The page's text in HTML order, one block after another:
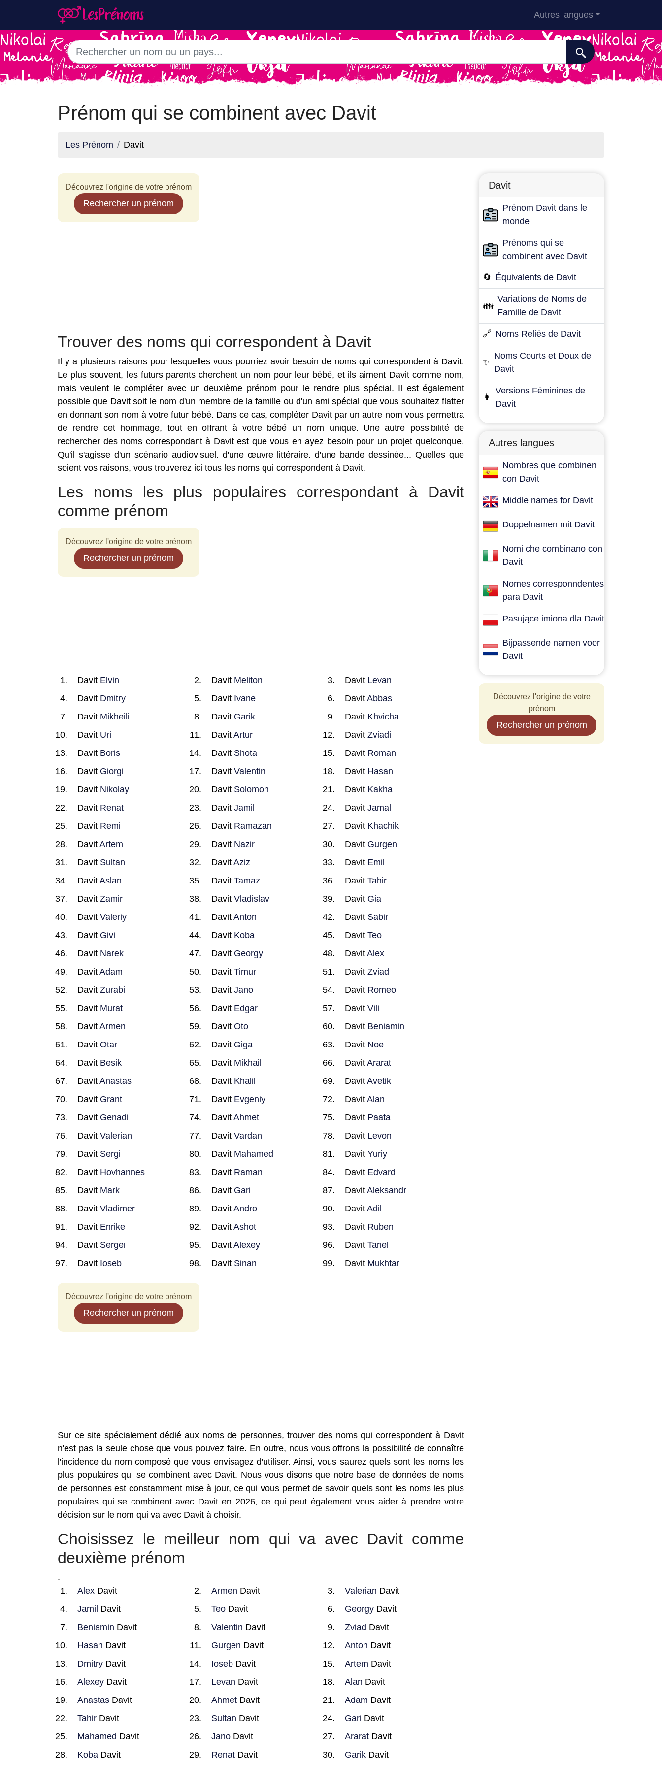
Autres langues
Prénom qui se combinent avec Davit
Les Prénom Davit
Découvrez l'origine de votre prénom
Rechercher un prénom
Trouver des noms qui correspondent à Davit
Il y a plusieurs raisons pour lesquelles vous pourriez avoir besoin de noms qui correspondent à Davit.
Le plus souvent, les futurs parents cherchent un nom pour leur bébé, et ils aiment Davit comme nom,
mais veulent le compléter avec un deuxième prénom pour le rendre plus spécial. Il est également
possible que Davit soit le nom d'un membre de la famille ou d'un ami spécial que vous souhaitez flatter
en donnant son nom à votre futur bébé. Dans ce cas, compléter Davit par un autre nom vous permettra
de rendre cet hommage, tout en offrant à votre bébé un nom unique. Une autre possibilité de
rechercher des noms correspondant à Davit est que vous en ayez besoin pour un projet quelconque.
Qu'il s'agisse d'un scénario audiovisuel, d'une œuvre littéraire, d'une bande dessinée... Quelles que
soient vos raisons, vous trouverez ici tous les noms qui correspondent à Davit.
Les noms les plus populaires correspondant à Davit
comme prénom
Découvrez l'origine de votre prénom
Rechercher un prénom
Davit Elvin Davit Meliton Davit Levan
Davit Dmitry Davit Ivane DavitAbbas
Davit Mikheili Davit Garik Davit Khvicha
Davit Uri Davit Artur DavitZviadi
Davit Boris Davit Shota Davit Roman
Davit Giorgi Davit Valentin Davit Hasan
Davit Nikolay Davit Solomon Davit Kakha
Davit Renat Davit Jamil DavitJamal
Davit Remi Davit Ramazan Davit Khachik
Davit Artem Davit Nazir Davit Gurgen
Davit Sultan Davit Aziz Davit Emil
Davit Aslan Davit Tamaz DavitTahir
Davit Zamir Davit Vladislav Davit Gia
Davit Valeriy Davit Anton Davit Sabir
Davit Givi Davit Koba DavitTeo
Davit Narek Davit Georgy DavitAlex
Davit Adam Davit Timur DavitZviad
Davit Zurabi Davit Jano Davit Romeo
Davit Murat Davit Edgar DavitVili
Davit Armen Davit Oto Davit Beniamin
Davit Otar Davit Giga Davit Noe
Davit Besik Davit Mikhail DavitArarat
Davit Anastas Davit Khalil DavitAvetik
Davit Grant Davit Evgeniy DavitAlan
Davit Genadi Davit Ahmet Davit Paata
Davit Valerian Davit Vardan Davit Levon
Davit Sergi Davit Mahamed DavitYuriy
Davit Hovhannes Davit Raman Davit Edvard
Davit Mark Davit Gari DavitAleksandr
Davit Vladimer Davit Andro DavitAdil
Davit Enrike Davit Ashot Davit Ruben
Davit Sergei Davit Alexey DavitTariel
Davit Ioseb Davit Sinan Davit Mukhtar
Découvrez l'origine de votre prénom
Rechercher un prénom
Sur ce site spécialement dédié aux noms de personnes, trouver des noms qui correspondent à Davit
n'est pas la seule chose que vous pouvez faire. En outre, nous vous offrons la possibilité de connaître
l'incidence du nom composé que vous envisagez d'utiliser. Ainsi, vous saurez quels sont les noms les
plus populaires qui se combinent avec Davit. Nous vous disons que notre base de données de noms
de personnes est constamment mise à jour, ce qui vous permet de savoir quels sont les noms les plus
populaires qui se combinent avec Davit en 2026, ce qui peut également vous aider à prendre votre
décision sur le nom qui va avec Davit à choisir.
Choisissez le meilleur nom qui va avec Davit comme
deuxième prénom
.
Alex Davit Armen Davit Valerian Davit
Jamil Davit TeoDavit Georgy Davit
Beniamin Davit Valentin Davit Zviad Davit
Hasan Davit Gurgen Davit Anton Davit
Dmitry Davit IosebDavit Artem Davit
Alexey Davit Levan Davit Alan Davit
Anastas Davit AhmetDavit Adam Davit
Tahir Davit Sultan Davit Gari Davit
Mahamed Davit JanoDavit Ararat Davit
Koba Davit RenatDavit Garik Davit
Davit
Prénom Davit dans le
monde
Prénoms qui se
combinent avec Davit
🔄 Équivalents de Davit
👪
Variations de Noms de
Famille de Davit
🔗 Noms Reliés de Davit
✨
Noms Courts et Doux de
Davit
👩
Versions Féminines de
Davit
Autres langues
Nombres que combinen
con Davit
Middle names for Davit
Doppelnamen mit Davit
Nomi che combinano con
Davit
Nomes corresponndentes
para Davit
Pasujące imiona dla Davit
Bijpassende namen voor
Davit
Découvrez l'origine de votre
prénom
Rechercher un prénom